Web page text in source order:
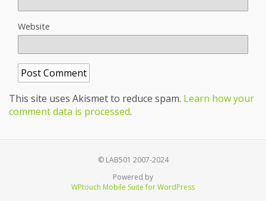
Website
This site uses Akismet to reduce spam. Learn how your
comment data is processed.
© LAB501 2007-2024
Powered by
WPtouch Mobile Suite for WordPress